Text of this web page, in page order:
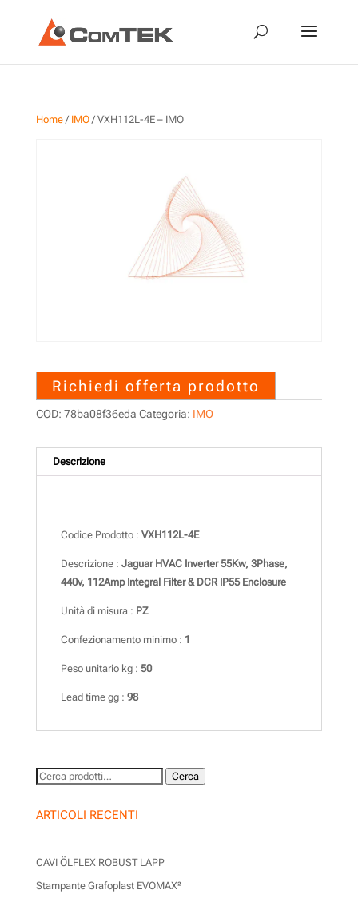
Home/ IMO/ VXH112L-4E – IMO
Richiedi offerta prodotto
COD: 78ba08f36eda Categoria: IMO
Descrizione
Codice Prodotto : VXH112L-4E
Descrizione : Jaguar HVAC Inverter 55Kw, 3Phase,
440v, 112Amp Integral Filter & DCR IP55 Enclosure
Unità di misura : PZ
Confezionamento minimo : 1
Peso unitario kg : 50
Lead time gg : 98
Cerca: Cerca
ARTICOLI RECENTI
CAVI ÖLFLEX ROBUST LAPP
Stampante Grafoplast EVOMAX²